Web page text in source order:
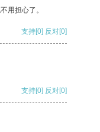
用担心了。
支持[0] 反对[0]
支持[0] 反对[0]